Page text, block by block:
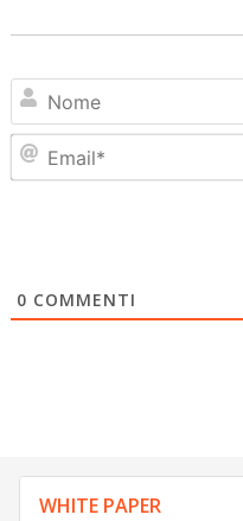
0 COMMENTI
WHITE PAPER